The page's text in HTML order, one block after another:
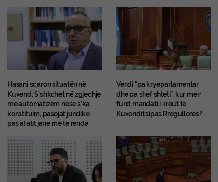
Hasani sqaron situatën në
Kuvend: S’shkohet në zgjedhje
me automatizëm nëse s’ka
konstituim, pasojat juridike
pas afatit janë më të rënda
Vendi “pa kryeparlamentar
dhe pa shef shteti”, kur merr
fund mandati i kreut të
Kuvendit sipas Rregullores?